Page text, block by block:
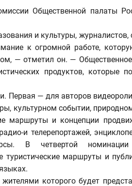
Общественной палаты
и культуры, журналистов,
к огромной работе,
— отметил он. —
продуктов, которые
Первая — для авторов
культурном событии,
маршруты и концепции
и телерепортажей,
В четвертой
туристические маршруты и
которого будет